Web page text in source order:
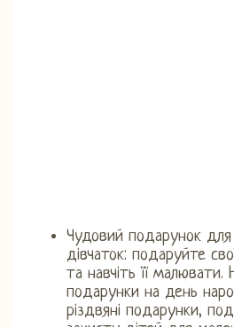
Чудовий подарунок
дівчаток: подаруйте
та навчіть її малювати.
подарунки на день
різдвяні подарунки,